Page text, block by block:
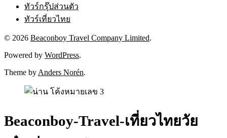
ทัวร์กรุ๊ปส่วนตัว
ทัวร์เที่ยวไทย
© 2026 Beaconboy Travel Company Limited.
Powered by WordPress.
Theme by Anders Norén.
Beaconboy-Travel-เที่ยวไทยวัย